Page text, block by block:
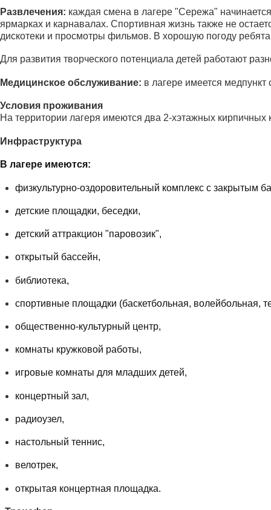
Развлечения: каждая смена в лагере "Сережа"
ярмарках и карнавалах. Спортивная жизнь также не
дискотеки и просмотры фильмов. В хорошую погоду
Для развития творческого потенциала детей работают
Медицинское обслуживание: в лагере имеется медпункт
Условия проживания
На территории лагеря имеются два 2-хэтажных
Инфраструктура
В лагере имеются:
физкультурно-оздоровительный комплекс с закрытым
детские площадки, беседки,
детский аттракцион "паровозик",
открытый бассейн,
библиотека,
спортивные площадки (баскетбольная, волейбольная,
общественно-культурный центр,
комнаты кружковой работы,
игровые комнаты для младших детей,
концертный зал,
радиоузел,
настольный теннис,
велотрек,
открытая концертная площадка.